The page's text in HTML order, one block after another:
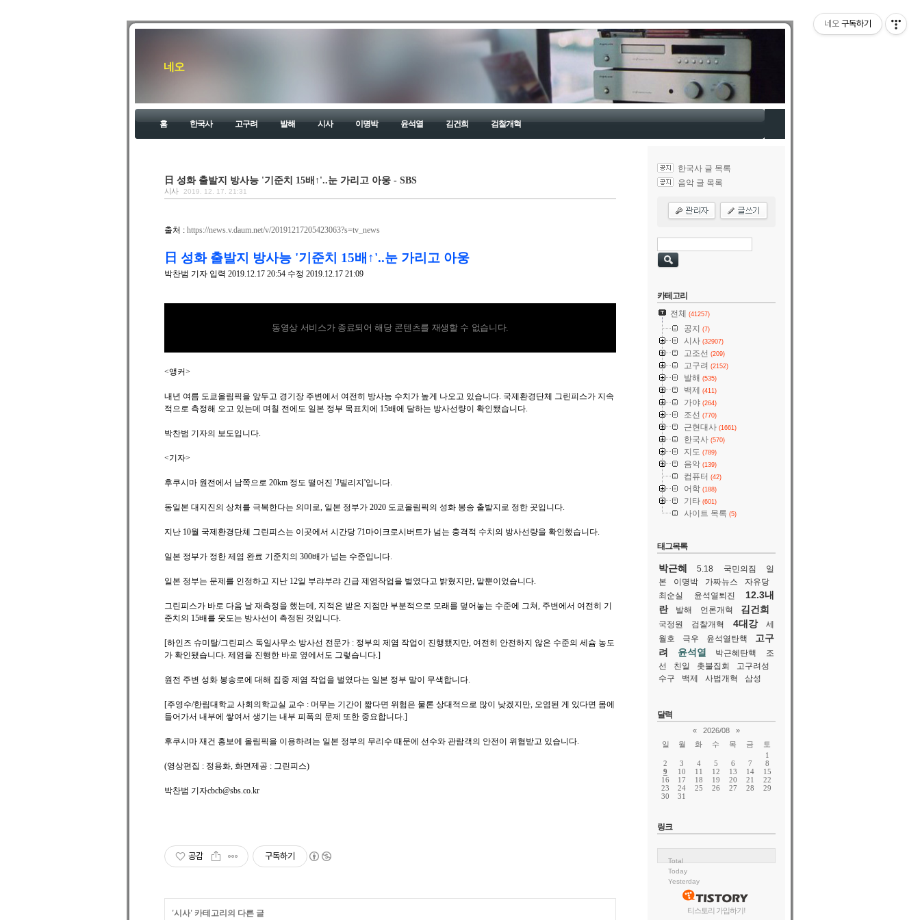
네오
홈 한국사 고구려 발해 시사 이명박 윤석열 김건희 검찰개혁
日 성화 출발지 방사능 '기준치 15배↑'..눈 가리고 아웅 - SBS
시사 2019. 12. 17. 21:31
출처 : https://news.v.daum.net/v/20191217205423063?s=tv_news
日 성화 출발지 방사능 '기준치 15배↑'..눈 가리고 아웅
박찬범 기자 입력 2019.12.17 20:54 수정 2019.12.17 21:09
동영상 서비스가 종료되어 해당 콘텐츠를 재생할 수 없습니다.
<앵커>
내년 여름 도쿄올림픽을 앞두고 경기장 주변에서 여전히 방사능 수치가 높게 나오고 있습니다. 국제환경단체 그린피스가 지속
적으로 측정해 오고 있는데 며칠 전에도 일본 정부 목표치에 15배에 달하는 방사선량이 확인됐습니다.
박찬범 기자의 보도입니다.
<기자>
후쿠시마 원전에서 남쪽으로 20km 정도 떨어진 'J빌리지'입니다.
동일본 대지진의 상처를 극복한다는 의미로, 일본 정부가 2020 도쿄올림픽의 성화 봉송 출발지로 정한 곳입니다.
지난 10월 국제환경단체 그린피스는 이곳에서 시간당 71마이크로시버트가 넘는 충격적 수치의 방사선량을 확인했습니다.
일본 정부가 정한 제염 완료 기준치의 300배가 넘는 수준입니다.
일본 정부는 문제를 인정하고 지난 12일 부랴부랴 긴급 제염작업을 벌였다고 밝혔지만, 말뿐이었습니다.
그린피스가 바로 다음 날 재측정을 했는데, 지적은 받은 지점만 부분적으로 모래를 덮어놓는 수준에 그쳐, 주변에서 여전히 기
준치의 15배를 웃도는 방사선이 측정된 것입니다.
[하인즈 슈미탈/그린피스 독일사무소 방사선 전문가 : 정부의 제염 작업이 진행됐지만, 여전히 안전하지 않은 수준의 세슘 농도
가 확인됐습니다. 제염을 진행한 바로 옆에서도 그렇습니다.]
원전 주변 성화 봉송로에 대해 집중 제염 작업을 벌였다는 일본 정부 말이 무색합니다.
[주영수/한림대학교 사회의학교실 교수 : 머무는 기간이 짧다면 위험은 물론 상대적으로 많이 낮겠지만, 오염된 게 있다면 몸에
들어가서 내부에 쌓여서 생기는 내부 피폭의 문제 또한 중요합니다.]
후쿠시마 재건 홍보에 올림픽을 이용하려는 일본 정부의 무리수 때문에 선수와 관람객의 안전이 위협받고 있습니다.
(영상편집 : 정용화, 화면제공 : 그린피스)
박찬범 기자cbcb@sbs.co.kr
공감 구독하기
'시사' 카테고리의 다른 글
한국사 글 목록
음악 글 목록
카테고리
전체
(41257)
공지 (7)
시사 (32907)
고조선 (209)
고구려 (2152)
발해 (535)
백제 (411)
가야 (264)
조선 (770)
근현대사 (1661)
한국사 (570)
지도 (789)
음악 (139)
컴퓨터 (42)
어학 (188)
기타 (601)
사이트 목록 (5)
태그목록
박근혜 5.18 국민의짐
일
본
이명박 가짜뉴스
자유당
최순실
윤석열퇴진
12.3내
란
발해 언론개혁 김건희
국정원 검찰개혁 4대강
세
월호
극우 윤석열탄핵
고구
려
윤석열 박근혜탄핵
조
선
친일 촛불집회
고구려성
수구
백제 사법개혁 삼성
달력
« 2026/08
»
일
월 화 수 목 금
토
1
2
3 4 5 6 7
8
9
10 11 12 13 14
15
16
17 18 19 20 21
22
23
24 25 26 27 28
29
30
31
링크
Total
Today
Yesterday
티스토리 가입하기!
네오 구독하기